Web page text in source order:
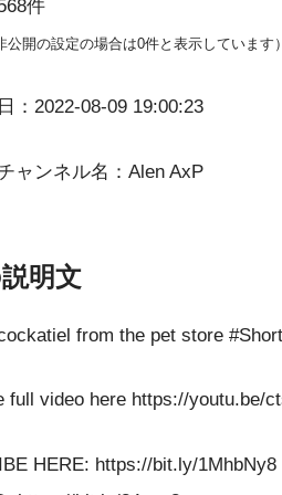
件
公開の設定の場合は0件と表示しています）
：2022-08-09 19:00:23
ャンネル名：Alen AxP
明文
from the pet store
full video here https://youtu.be/
HERE: https://bit.ly/1MhbNy8